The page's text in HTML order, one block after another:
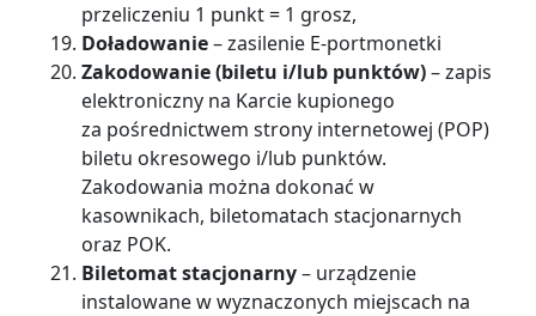
przeliczeniu 1 punkt = 1 grosz,
Doładowanie– zasilenie E-portmonetki
Zakodowanie (biletu i/lub punktów)– zapis
elektroniczny na Karcie kupionego
za pośrednictwem strony internetowej (POP)
biletu okresowego i/lub punktów.
Zakodowania można dokonać w
kasownikach, biletomatach stacjonarnych
oraz POK.
Biletomat stacjonarny– urządzenie
instalowane w wyznaczonych miejscach na